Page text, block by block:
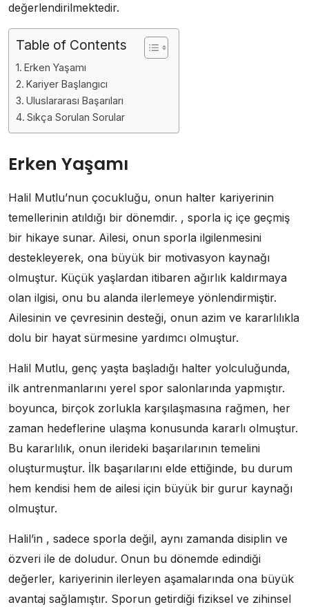
değerlendirilmektedir.
Table of Contents
Erken Yaşamı
Kariyer Başlangıcı
Uluslararası Başarıları
Sıkça Sorulan Sorular
Erken Yaşamı
Halil Mutlu’nun çocukluğu, onun halter kariyerinin
temellerinin atıldığı bir dönemdir. , sporla iç içe geçmiş
bir hikaye sunar. Ailesi, onun sporla ilgilenmesini
destekleyerek, ona büyük bir motivasyon kaynağı
olmuştur. Küçük yaşlardan itibaren ağırlık kaldırmaya
olan ilgisi, onu bu alanda ilerlemeye yönlendirmiştir.
Ailesinin ve çevresinin desteği, onun azim ve kararlılıkla
dolu bir hayat sürmesine yardımcı olmuştur.
Halil Mutlu, genç yaşta başladığı halter yolculuğunda,
ilk antrenmanlarını yerel spor salonlarında yapmıştır.
boyunca, birçok zorlukla karşılaşmasına rağmen, her
zaman hedeflerine ulaşma konusunda kararlı olmuştur.
Bu kararlılık, onun ilerideki başarılarının temelini
oluşturmuştur. İlk başarılarını elde ettiğinde, bu durum
hem kendisi hem de ailesi için büyük bir gurur kaynağı
olmuştur.
Halil’in , sadece sporla değil, aynı zamanda disiplin ve
özveri ile de doludur. Onun bu dönemde edindiği
değerler, kariyerinin ilerleyen aşamalarında ona büyük
avantaj sağlamıştır. Sporun getirdiği fiziksel ve zihinsel